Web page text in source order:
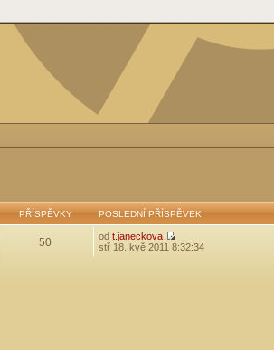
PŘÍSPĚVKY POSLEDNÍ PŘÍSPĚVEK
50 od t.janeckova
stř 18. kvě 2011 8:32:34